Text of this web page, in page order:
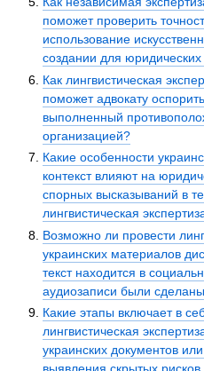
поможет проверить
использование
создании для
Как лингвистическая
поможет адвокату
выполненный
организацией?
Какие особенности
контекст влияют на
спорных высказываний в
лингвистическая
Возможно ли провести
украинских материалов
текст находится в
аудиозаписи были
Какие этапы включает в
лингвистическая
украинских документов